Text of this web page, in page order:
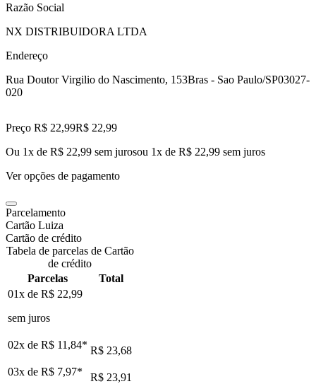
Razão Social
NX DISTRIBUIDORA LTDA
Endereço
Rua Doutor Virgilio do Nascimento, 153Bras - Sao Paulo/SP03027-
020
Preço R$ 22,99R$ 22,99
Ou 1x de R$ 22,99 sem jurosou 1x de R$ 22,99 sem juros
Ver opções de pagamento
Parcelamento
Cartão Luiza
Cartão de crédito
Tabela de parcelas de Cartão
de crédito
Parcelas
Total
01x de R$ 22,99
sem juros
02x de R$ 11,84* R$ 23,68
03x de R$ 7,97*
R$ 23,91